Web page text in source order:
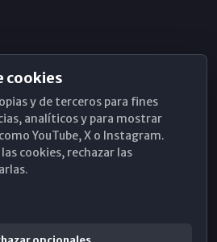
cookies
y de terceros para fines
analíticos y para mostrar
YouTube, X o Instagram.
cookies, rechazar las